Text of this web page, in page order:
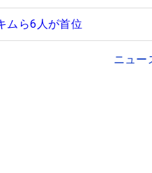
ムら6人が首位
ニュー